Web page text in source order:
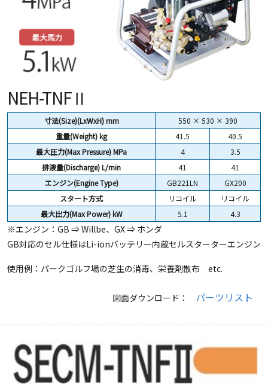
NEH-TNFⅡ
寸法(Size)(LxWxH) mm
550 × 530 × 390
重量(Weight) kg
41.5
40.5
最大圧力(Max Pressure) MPa
4
3.5
排液量(Discharge) L/min
41
41
エンジン(Engine Type)
GB221LN
GX200
スタート方式
リコイル
リコイル
最大出力(Max Power) kW
5.1 4.3
※エンジン：GB ⇒ Willbe、GX ⇒ ホンダ
GB対応のセル仕様はLi-ionバッテリー内蔵セルスターターエンジン
使用例：パークゴルフ場の芝生の消毒、栄養剤散布 etc.
図面ダウンロード： パーツリスト